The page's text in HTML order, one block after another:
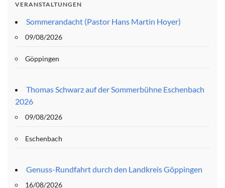
VERANSTALTUNGEN
Sommerandacht (Pastor Hans Martin Hoyer)
09/08/2026
Göppingen
Thomas Schwarz auf der Sommerbühne Eschenbach
2026
09/08/2026
Eschenbach
Genuss-Rundfahrt durch den Landkreis Göppingen
16/08/2026